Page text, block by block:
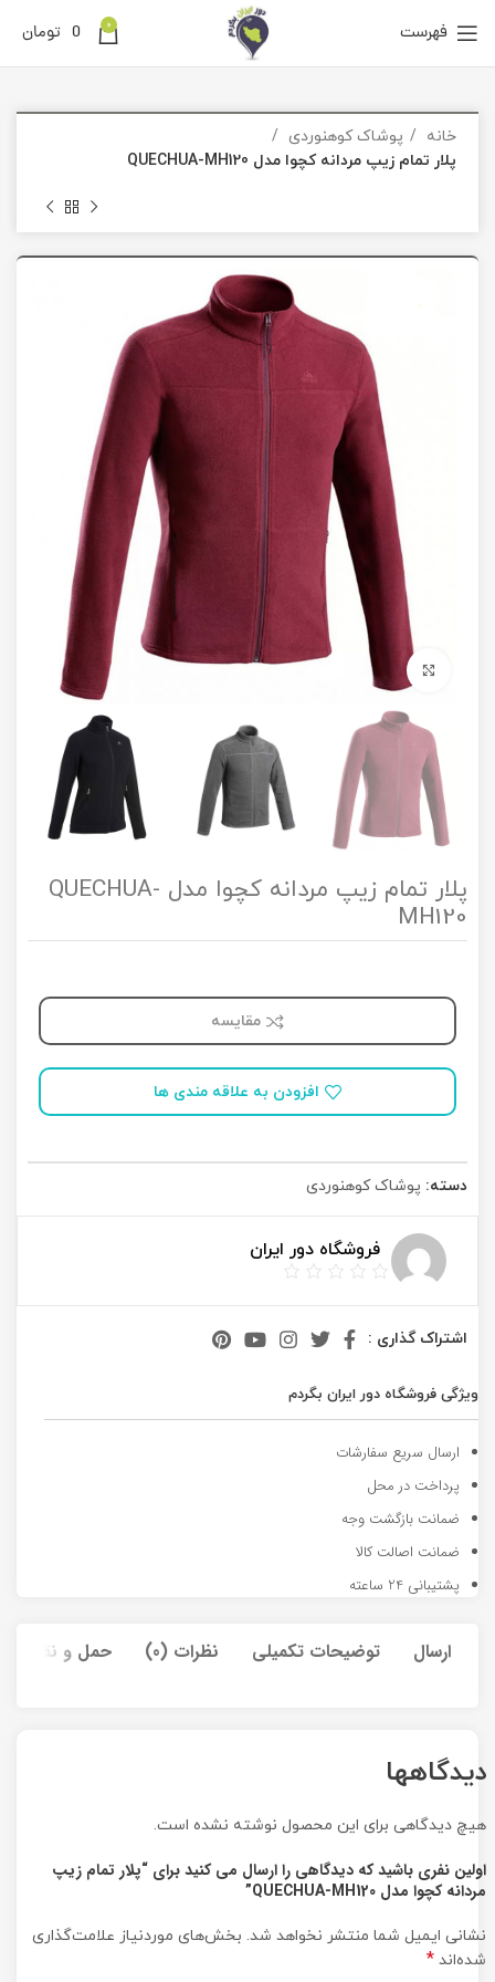
فهرست 0
0 تومان
خانه
پوشاک کوهنوردی
پلار تمام زیپ مردانه کچوا مدل QUECHUA-MH120
برای بزرگنمایی کلیک کنید
پلار تمام زیپ مردانه کچوا مدل QUECHUA-
MH120
مقایسه
افزودن به علاقه مندی ها
دسته: پوشاک کوهنوردی
فروشگاه دور ایران
اشتراک گذاری :
ویژگی فروشگاه دور ایران بگردم
ارسال سریع سفارشات
پرداخت در محل
ضمانت بازگشت وجه
ضمانت اصالت کالا
پشتیبانی 24 ساعته
ارسال توضیحات تکمیلی نظرات (0) حمل و نقل کالا
دیدگاهها
هیچ دیدگاهی برای این محصول نوشته نشده است.
اولین نفری باشید که دیدگاهی را ارسال می کنید برای “پلار تمام زیپ
مردانه کچوا مدل QUECHUA-MH120”
نشانی ایمیل شما منتشر نخواهد شد. بخش‌های موردنیاز علامت‌گذاری
شده‌اند *